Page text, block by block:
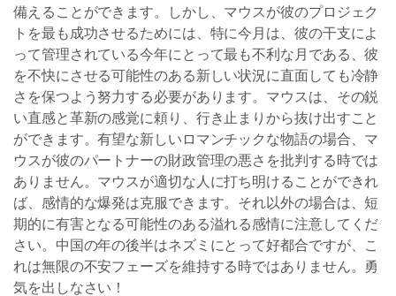
備えることができます。しかし、マウスが彼のプロジェク
トを最も成功させるためには、特に今月は、彼の干支によ
って管理されている今年にとって最も不利な月である、彼
を不快にさせる可能性のある新しい状況に直面しても冷静
さを保つよう努力する必要があります。マウスは、その鋭
い直感と革新の感覚に頼り、行き止まりから抜け出すこと
ができます。有望な新しいロマンチックな物語の場合、マ
ウスが彼のパートナーの財政管理の悪さを批判する時では
ありません。マウスが適切な人に打ち明けることができれ
ば、感情的な爆発は克服できます。それ以外の場合は、短
期的に有害となる可能性のある溢れる感情に注意してくだ
さい。中国の年の後半はネズミにとって好都合ですが、こ
れは無限の不安フェーズを維持する時ではありません。勇
気を出しなさい！